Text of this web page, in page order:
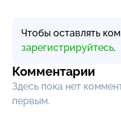
Чтобы оставлять
зарегистрируйтесь.
Комментарии
Здесь пока нет
первым.